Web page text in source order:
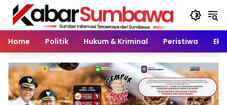
Langsung
konten
Home
Politik Hukum & Kriminal Peristiwa